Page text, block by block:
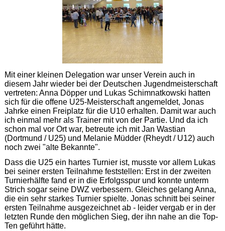
Mit einer kleinen Delegation war unser Verein auch in
diesem Jahr wieder bei der Deutschen Jugendmeisterschaft
vertreten: Anna Döpper und Lukas Schimnatkowski hatten
sich für die offene U25-Meisterschaft angemeldet, Jonas
Jahrke einen Freiplatz für die U10 erhalten. Damit war auch
ich einmal mehr als Trainer mit von der Partie. Und da ich
schon mal vor Ort war, betreute ich mit Jan Wastian
(Dortmund / U25) und Melanie Müdder (Rheydt / U12) auch
noch zwei "alte Bekannte".
Dass die U25 ein hartes Turnier ist, musste vor allem Lukas
bei seiner ersten Teilnahme feststellen: Erst in der zweiten
Turnierhälfte fand er in die Erfolgsspur und konnte unterm
Strich sogar seine DWZ verbessern. Gleiches gelang Anna,
die ein sehr starkes Turnier spielte. Jonas schnitt bei seiner
ersten Teilnahme ausgezeichnet ab - leider vergab er in der
letzten Runde den möglichen Sieg, der ihn nahe an die Top-
Ten geführt hätte.